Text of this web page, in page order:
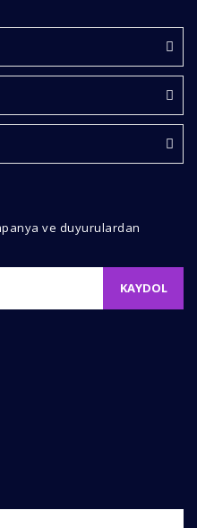
ve duyurulardan
KAYDOL